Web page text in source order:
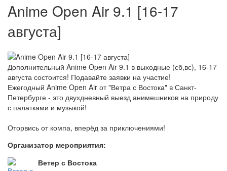
Anime Open Air 9.1 [16-17
августа]
Дополнительный Anime Open Air 9.1 в выходные (сб,вс), 16-17
августа состоится! Подавайте заявки на участие!
Ежегодный Anime Open Air от "Ветра с Востока" в Санкт-
Петербурге - это двухдневный выезд анимешников на природу
с палатками и музыкой!
Оторвись от компа, вперёд за приключениями!
Организатор мероприятия:
Ветер с Востока